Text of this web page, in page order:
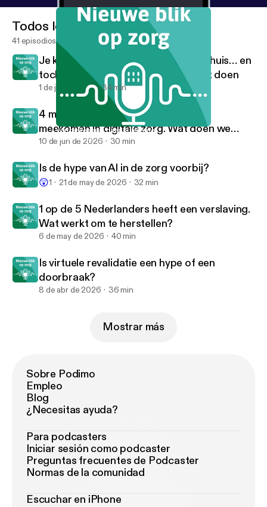
Van ziekenhuis naar huiskamer
Nieuwe blik op zorg
Todos los episodios
41 episodios
Je krijgt alles uitgelegd in het ziekenhuis… en
toch weet je daarna niet wat je moet doen
1 de jul de 2026 34 min
4 miljoen Nederlanders kunnen niet
meekomen in digitale zorg. Wat doen we
daaraan?
10 de jun de 2026 30 min
Is de hype van AI in de zorg voorbij?
😲1 21 de may de 2026 32 min
1 op de 5 Nederlanders heeft een verslaving.
Wat werkt om te herstellen?
6 de may de 2026 40 min
Is virtuele revalidatie een hype of een
doorbraak?
8 de abr de 2026 36 min
Mostrar más
Sobre Podimo
Empleo
Blog
¿Necesitas ayuda?
Para podcasters
Iniciar sesión como podcaster
Preguntas frecuentes de Podcaster
Normas de la comunidad
Escuchar en iPhone